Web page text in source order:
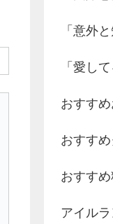
「意外
「愛して
おすす
おすす
おすす
アイルラ